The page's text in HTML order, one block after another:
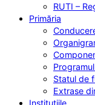
RUTI –
Primăria
Statul de
Extrase
Instituțiile